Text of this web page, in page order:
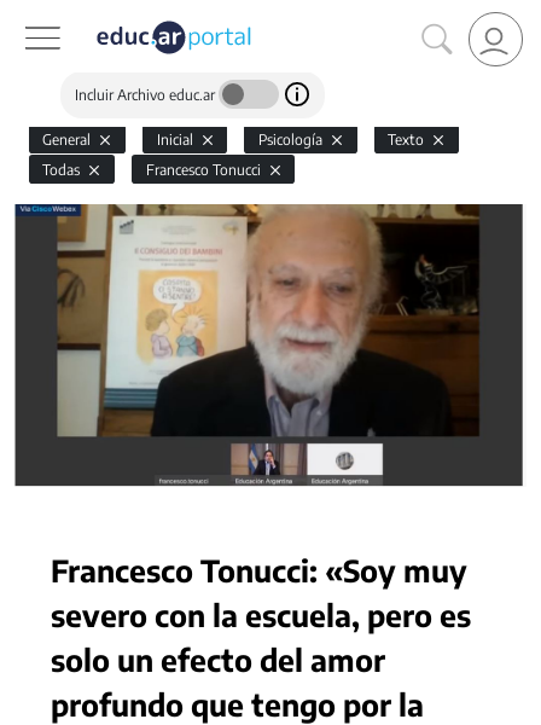
Incluir Archivo educ.ar
General Inicial Psicología
Texto
Todas
Francesco Tonucci
Francesco Tonucci: «Soy muy
severo con la escuela, pero es
solo un efecto del amor
profundo que tengo por la